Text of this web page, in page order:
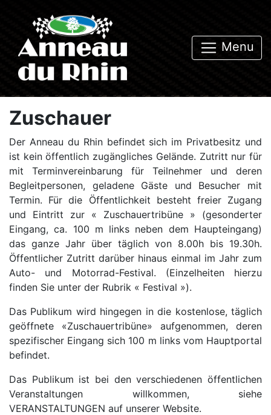
Menu
Zuschauer
Der Anneau du Rhin befindet sich im Privatbesitz und
ist kein öffentlich zugängliches Gelände. Zutritt nur für
mit Terminvereinbarung für Teilnehmer und deren
Begleitpersonen, geladene Gäste und Besucher mit
Termin. Für die Öffentlichkeit besteht freier Zugang
und Eintritt zur « Zuschauertribüne » (gesonderter
Eingang, ca. 100 m links neben dem Haupteingang)
das ganze Jahr über täglich von 8.00h bis 19.30h.
Öffentlicher Zutritt darüber hinaus einmal im Jahr zum
Auto- und Motorrad-Festival. (Einzelheiten hierzu
finden Sie unter der Rubrik « Festival »).
Das Publikum wird hingegen in die kostenlose, täglich
geöffnete «Zuschauertribüne» aufgenommen, deren
spezifischer Eingang sich 100 m links vom Hauptportal
befindet.
Das Publikum ist bei den verschiedenen öffentlichen
Veranstaltungen willkommen, siehe
VERANSTALTUNGEN auf unserer Website.